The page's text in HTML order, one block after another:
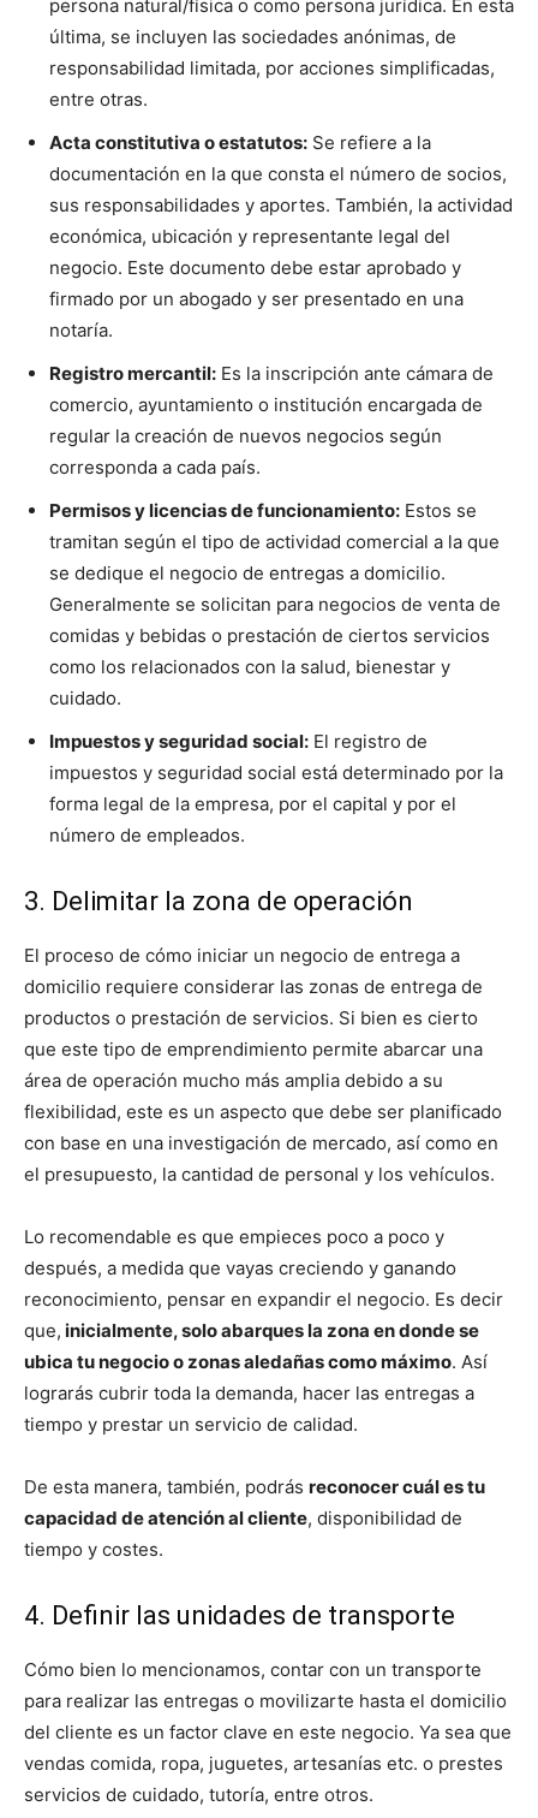
persona natural/física o como persona jurídica. En esta
última, se incluyen las sociedades anónimas, de
responsabilidad limitada, por acciones simplificadas,
entre otras.
Acta constitutiva o estatutos: Se refiere a la
documentación en la que consta el número de socios,
sus responsabilidades y aportes. También, la actividad
económica, ubicación y representante legal del
negocio. Este documento debe estar aprobado y
firmado por un abogado y ser presentado en una
notaría.
Registro mercantil: Es la inscripción ante cámara de
comercio, ayuntamiento o institución encargada de
regular la creación de nuevos negocios según
corresponda a cada país.
Permisos y licencias de funcionamiento: Estos se
tramitan según el tipo de actividad comercial a la que
se dedique el negocio de entregas a domicilio.
Generalmente se solicitan para negocios de venta de
comidas y bebidas o prestación de ciertos servicios
como los relacionados con la salud, bienestar y
cuidado.
Impuestos y seguridad social: El registro de
impuestos y seguridad social está determinado por la
forma legal de la empresa, por el capital y por el
número de empleados.
3. Delimitar la zona de operación
El proceso de cómo iniciar un negocio de entrega a
domicilio requiere considerar las zonas de entrega de
productos o prestación de servicios. Si bien es cierto
que este tipo de emprendimiento permite abarcar una
área de operación mucho más amplia debido a su
flexibilidad, este es un aspecto que debe ser planificado
con base en una investigación de mercado, así como en
el presupuesto, la cantidad de personal y los vehículos.
Lo recomendable es que empieces poco a poco y
después, a medida que vayas creciendo y ganando
reconocimiento, pensar en expandir el negocio. Es decir
que, inicialmente, solo abarques la zona en donde se
ubica tu negocio o zonas aledañas como máximo. Así
lograrás cubrir toda la demanda, hacer las entregas a
tiempo y prestar un servicio de calidad.
De esta manera, también, podrás reconocer cuál es tu
capacidad de atención al cliente, disponibilidad de
tiempo y costes.
4. Definir las unidades de transporte
Cómo bien lo mencionamos, contar con un transporte
para realizar las entregas o movilizarte hasta el domicilio
del cliente es un factor clave en este negocio. Ya sea que
vendas comida, ropa, juguetes, artesanías etc. o prestes
servicios de cuidado, tutoría, entre otros.